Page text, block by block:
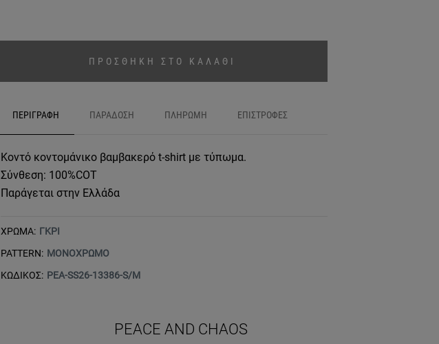
ΠΡΟΣΘΗΚΗ ΣΤΟ ΚΑΛΑΘΙ
ΠΕΡΙΓΡΑΦΗ ΠΑΡΑΔΟΣΗ ΠΛΗΡΩΜΗ ΕΠΙΣΤΡΟΦΕΣ
Κοντό κοντομάνικο βαμβακερό t-shirt με τύπωμα.
Σύνθεση: 100%COT
Παράγεται στην Ελλάδα
ΧΡΩΜΑ: ΓΚΡΙ
PATTERN: ΜΟΝΟΧΡΩΜΟ
ΚΩΔΙΚΟΣ: PEA-SS26-13386-S/M
PEACE AND CHAOS